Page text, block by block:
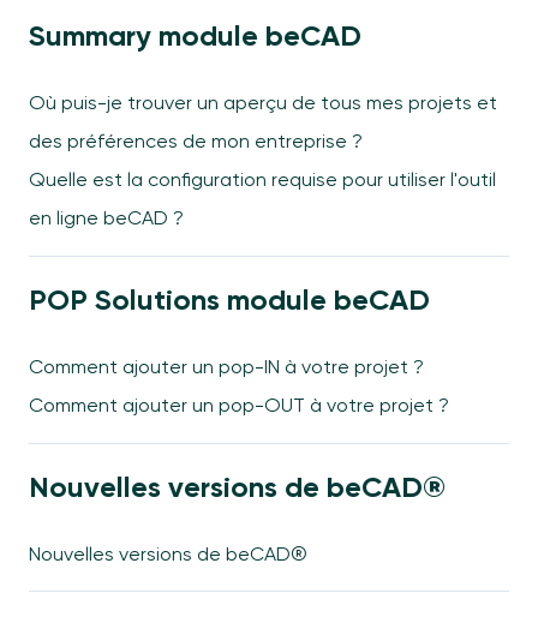
Summary module beCAD
Où puis-je trouver un aperçu de tous mes projets et
des préférences de mon entreprise ?
Quelle est la configuration requise pour utiliser l'outil
en ligne beCAD ?
POP Solutions module beCAD
Comment ajouter un pop-IN à votre projet ?
Comment ajouter un pop-OUT à votre projet ?
Nouvelles versions de beCAD®
Nouvelles versions de beCAD®